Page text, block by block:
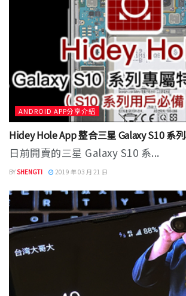
ANDROID APP分享介紹
Hidey Hole App 整合三星 Galaxy S10 系
日前開賣的三星 Galaxy S10 系...
BYSHENGTI 2019 年 03 月 21 日